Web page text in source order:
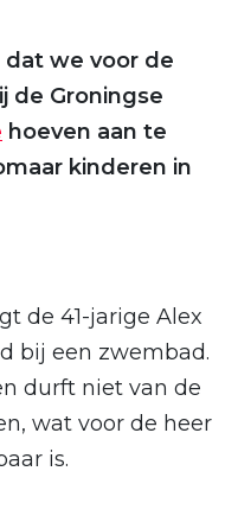
dat we voor de
de Groningse
hoeven aan te
kinderen in
de 41-jarige Alex
bij een zwembad.
durft niet van de
wat voor de heer
is.